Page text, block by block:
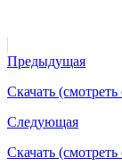
Предыдущая
Скачать
Следующая
Скачать